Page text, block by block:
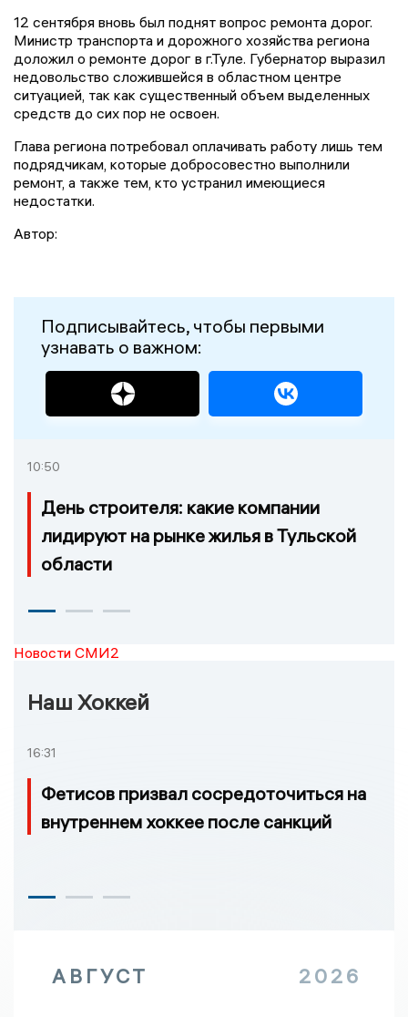
12 сентября вновь был поднят вопрос ремонта дорог.
Министр транспорта и дорожного хозяйства региона
доложил о ремонте дорог в г.Туле. Губернатор выразил
недовольство сложившейся в областном центре
ситуацией, так как существенный объем выделенных
средств до сих пор не освоен.
Глава региона потребовал оплачивать работу лишь тем
подрядчикам, которые добросовестно выполнили
ремонт, а также тем, кто устранил имеющиеся
недостатки.
Автор:
Подписывайтесь, чтобы первыми
узнавать о важном:
10:50
День строителя: какие компании
лидируют на рынке жилья в Тульской
области
Новости СМИ2
Наш Хоккей
16:31
Фетисов призвал сосредоточиться на
внутреннем хоккее после санкций
АВГУСТ 2026